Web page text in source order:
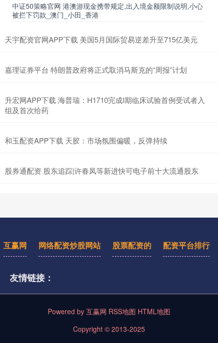
中证50策略官网 港澳游现金携带规定,出入境金额限制说明,小心
被拦下罚款_澳门_小田_香港
天宇配资官网APP下载 美国5月国际贸易逆差升至715亿美元
嘉理证券平台 特朗普政府将正式取消马斯克的“周报”计划
升宏网APP下载 海普瑞：H1710完成I期临床试验首例受试者入
组及首次给药
和玉配资APP下载 天胶：市场氛围偏暖，反弹持续
股券通配资 股东追踪|许春凤等新进快可电子前十大流通股东
互赢网 网络配资炒股网站 股票配资的 配资平台排行
友情链接：
Powered by 互赢网 RSS地图 HTML地图
Copyright © 2013-2025